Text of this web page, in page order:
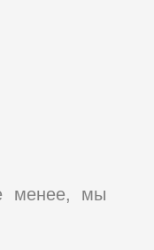
менее, мы